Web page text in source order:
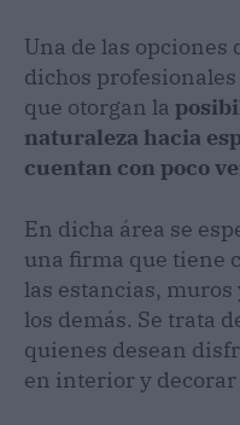
Una de las opciones
dichos
que otorgan la
naturaleza hacia
cuentan con poco
En dicha área se
una firma que tiene
las estancias,
los demás. Se trata
quienes desean
en interior y decorar